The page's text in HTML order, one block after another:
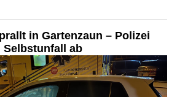
in Gartenzaun – Polizei
Selbstunfall ab